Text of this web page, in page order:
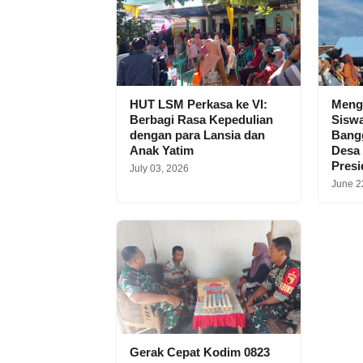
HUT LSM Perkasa ke VI:
Berbagi Rasa Kepedulian
dengan para Lansia dan
Anak Yatim
July 03, 2026
June
Gerak Cepat Kodim 0823